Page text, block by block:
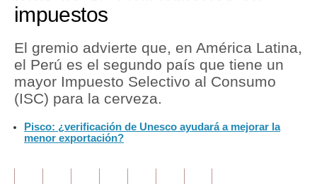
Mercados
Política
Tu Dinero
Finanzas Personales
impuestos
El gremio advierte que, en América Latina,
el Perú es el segundo país que tiene un
mayor Impuesto Selectivo al Consumo
(ISC) para la cerveza.
Pisco: ¿verificación de Unesco ayudará a mejorar la
menor exportación?